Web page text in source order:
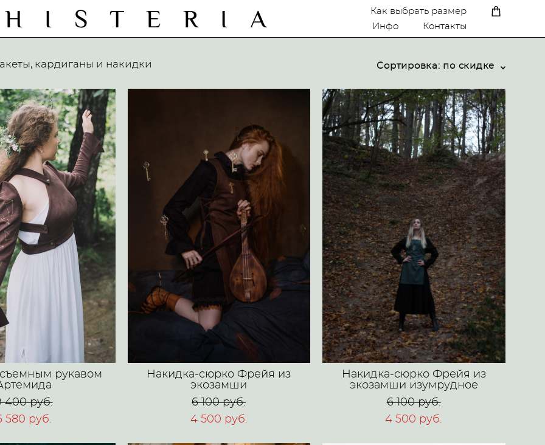
H I S T E R I A
Как выбрать размер
Инфо
Контакты
кардиганы и накидки Сортировка: по скидке
рукавом
400 pуб.
580 pуб.
Накидка-сюрко Фрейя из
экозамши
6 100 pуб.
4 500 pуб.
Накидка-сюрко Фрейя из
экозамши изумрудное
6 100 pуб.
4 500 pуб.